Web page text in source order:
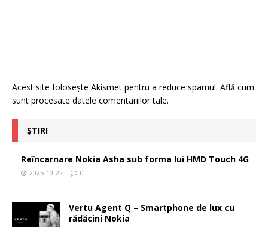
Acest site folosește Akismet pentru a reduce spamul. Află cum
sunt procesate datele comentariilor tale.
ȘTIRI
Reîncarnare Nokia Asha sub forma lui HMD Touch 4G
2025-10-22 0
Vertu Agent Q – Smartphone de lux cu
rădăcini Nokia